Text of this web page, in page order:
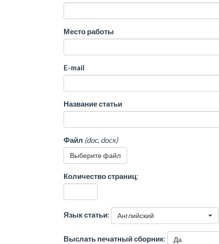
Место работы
E-mail
Название статьи
Файл (doc, docx)
Выберите файл
Количество страниц:
Язык статьи: Английский
Выслать печатный сборник: Да